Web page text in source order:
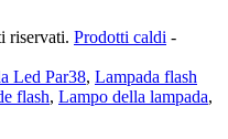
riservati. Prodotti caldi -
Led Par38, Lampada flash
flash, Lampo della lampada,